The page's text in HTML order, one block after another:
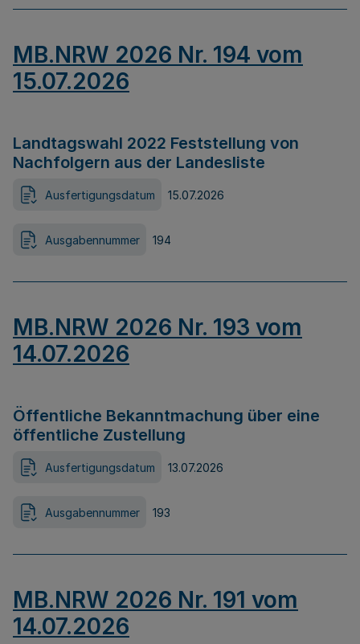
MB.NRW 2026 Nr. 194 vom
15.07.2026
Landtagswahl 2022 Feststellung von
Nachfolgern aus der Landesliste
Ausfertigungsdatum 15.07.2026
Ausgabennummer 194
MB.NRW 2026 Nr. 193 vom
14.07.2026
Öffentliche Bekanntmachung über eine
öffentliche Zustellung
Ausfertigungsdatum 13.07.2026
Ausgabennummer 193
MB.NRW 2026 Nr. 191 vom
14.07.2026